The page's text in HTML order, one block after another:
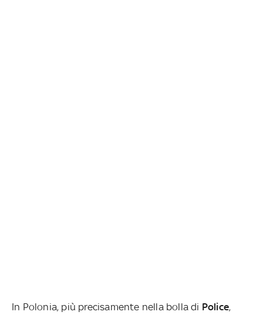
In Polonia, più precisamente nella bolla di Police,